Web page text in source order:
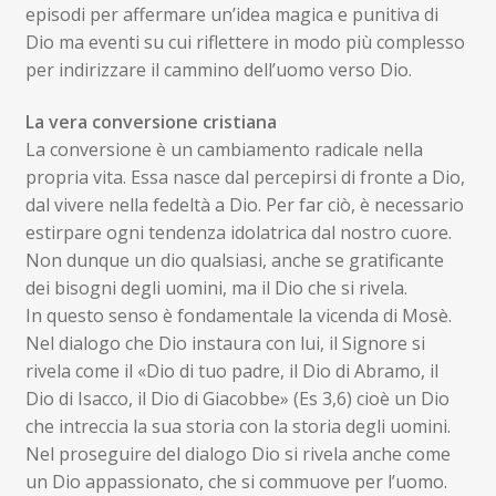
episodi per affermare un’idea magica e punitiva di
Dio ma eventi su cui riflettere in modo più complesso
per indirizzare il cammino dell’uomo verso Dio.
La vera conversione cristiana
La conversione è un cambiamento radicale nella
propria vita. Essa nasce dal percepirsi di fronte a Dio,
dal vivere nella fedeltà a Dio. Per far ciò, è necessario
estirpare ogni tendenza idolatrica dal nostro cuore.
Non dunque un dio qualsiasi, anche se gratificante
dei bisogni degli uomini, ma il Dio che si rivela.
In questo senso è fondamentale la vicenda di Mosè.
Nel dialogo che Dio instaura con lui, il Signore si
rivela come il «Dio di tuo padre, il Dio di Abramo, il
Dio di Isacco, il Dio di Giacobbe» (Es 3,6) cioè un Dio
che intreccia la sua storia con la storia degli uomini.
Nel proseguire del dialogo Dio si rivela anche come
un Dio appassionato, che si commuove per l’uomo.